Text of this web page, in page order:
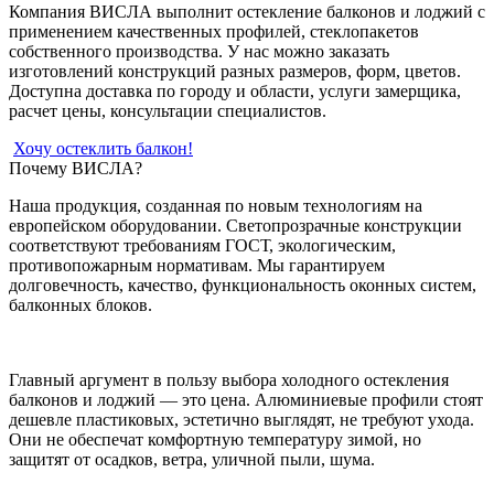
Компания ВИСЛА выполнит остекление балконов и лоджий с
применением качественных профилей, стеклопакетов
собственного производства. У нас можно заказать
изготовлений конструкций разных размеров, форм, цветов.
Доступна доставка по городу и области, услуги замерщика,
расчет цены, консультации специалистов.
Хочу остеклить балкон!
Почему ВИСЛА?
Наша продукция, созданная по новым технологиям на
европейском оборудовании. Светопрозрачные конструкции
соответствуют требованиям ГОСТ, экологическим,
противопожарным нормативам. Мы гарантируем
долговечность, качество, функциональность оконных систем,
балконных блоков.
Главный аргумент в пользу выбора холодного остекления
балконов и лоджий — это цена. Алюминиевые профили стоят
дешевле пластиковых, эстетично выглядят, не требуют ухода.
Они не обеспечат комфортную температуру зимой, но
защитят от осадков, ветра, уличной пыли, шума.